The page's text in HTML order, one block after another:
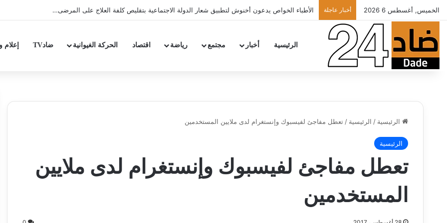
الخميس, أغسطس 6 2026 أخبار عاجلة الأطباء الخواص يدعون أخنوش لتطبيق شعار الدولة الاجتماعية بتقليص كلفة العلاج على المرضى…
الرئيسية أخبار مجتمع رياضة اقتصاد الحركة الغيوانية ضادTV إعلام
الرئيسية / الرئيسية / تعطل مفاجئ لفيسبوك وإنستغرام لدى ملايين المستخدمين
الرئيسية
تعطل مفاجئ لفيسبوك وإنستغرام لدى ملايين
المستخدمين